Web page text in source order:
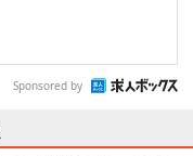
Sponsored by